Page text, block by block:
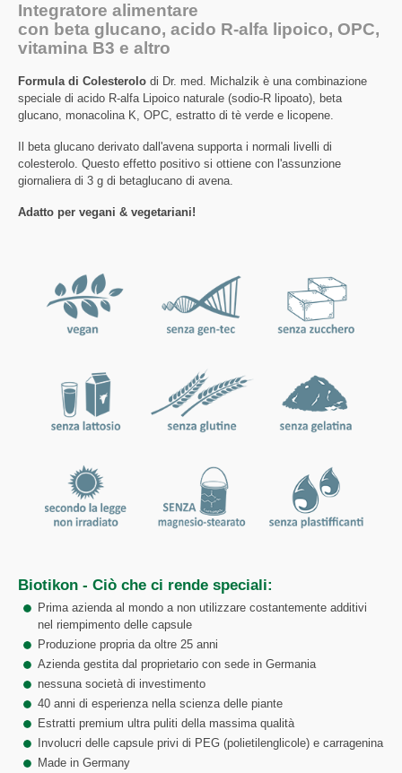
Integratore alimentare
con beta glucano, acido R-alfa lipoico, OPC,
vitamina B3 e altro
Formula di Colesterolo di Dr. med. Michalzik è una combinazione
speciale di acido R-alfa Lipoico naturale (sodio-R lipoato), beta
glucano, monacolina K, OPC, estratto di tè verde e licopene.
Il beta glucano derivato dall'avena supporta i normali livelli di
colesterolo. Questo effetto positivo si ottiene con l'assunzione
giornaliera di 3 g di betaglucano di avena.
Adatto per vegani & vegetariani!
Biotikon - Ciò che ci rende speciali:
Prima azienda al mondo a non utilizzare costantemente additivi
nel riempimento delle capsule
Produzione propria da oltre 25 anni
Azienda gestita dal proprietario con sede in Germania
nessuna società di investimento
40 anni di esperienza nella scienza delle piante
Estratti premium ultra puliti della massima qualità
Involucri delle capsule privi di PEG (polietilenglicole) e carragenina
Made in Germany